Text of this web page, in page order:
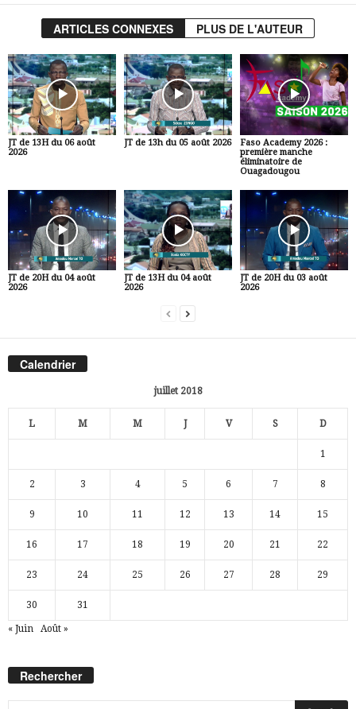
ARTICLES CONNEXES PLUS DE L'AUTEUR
JT de 13H du 06 août
2026
JT de 13h du 05 août 2026
Faso Academy 2026 :
première manche
éliminatoire de
Ouagadougou
JT de 20H du 04 août
2026
JT de 13H du 04 août
2026
JT de 20H du 03 août
2026
Calendrier
juillet 2018
L M M J V S D
1
2 3 4 5 6 7 8
9 10 11 12 13 14 15
16 17 18 19 20 21 22
23 24 25 26 27 28 29
30 31
« Juin Août »
Rechercher